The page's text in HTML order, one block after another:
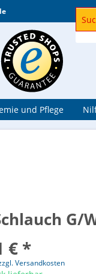
und Pflege
G/
€ *
Versandkosten